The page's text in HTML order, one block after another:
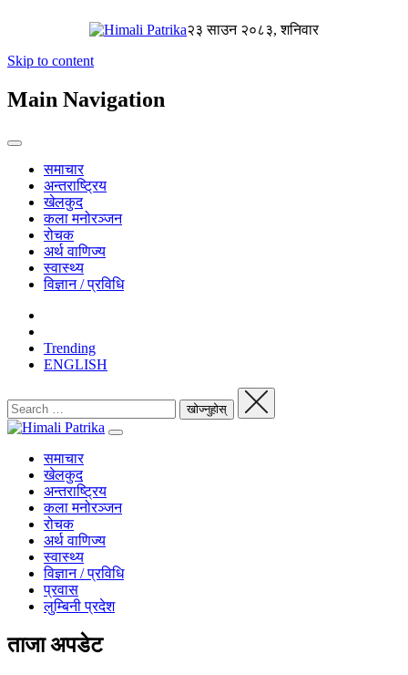
२३ साउन २०८३, शनिवार
Skip to content
Main Navigation
समाचार
अन्तराष्ट्रिय
खेलकुद
कला मनोरञ्जन
रोचक
अर्थ वाणिज्य
स्वास्थ्य
विज्ञान / प्रविधि
Trending
ENGLISH
समाचार
खेलकुद
अन्तराष्ट्रिय
कला मनोरञ्जन
रोचक
अर्थ वाणिज्य
स्वास्थ्य
विज्ञान / प्रविधि
प्रवास
लुम्बिनी प्रदेश
ताजा अपडेट